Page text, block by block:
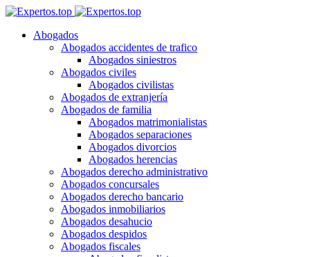
Abogados
Abogados accidentes de trafico
Abogados siniestros
Abogados civiles
Abogados civilistas
Abogados de extranjería
Abogados de familia
Abogados matrimonialistas
Abogados separaciones
Abogados divorcios
Abogados herencias
Abogados derecho administrativo
Abogados concursales
Abogados derecho bancario
Abogados inmobiliarios
Abogados desahucio
Abogados despidos
Abogados fiscales